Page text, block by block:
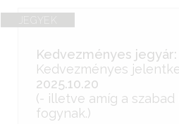
JEGYEK
Kedvezményes jegyár:
Kedvezményes
2025.10.20
(- illetve amíg a
fogynak.)